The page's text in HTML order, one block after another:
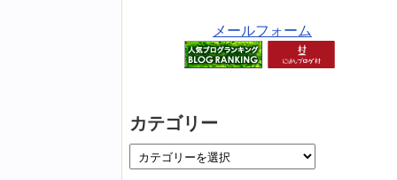
メールフォーム
カテゴリー